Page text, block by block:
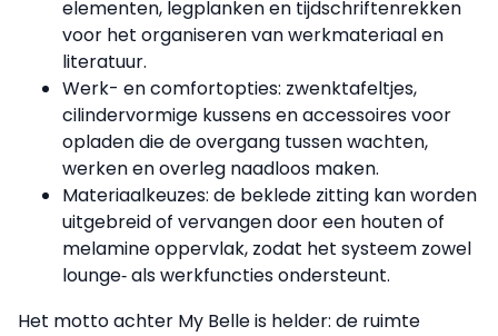
elementen, legplanken en tijdschriftenrekken
voor het organiseren van werkmateriaal en
literatuur.
Werk- en comfortopties: zwenktafeltjes,
cilindervormige kussens en accessoires voor
opladen die de overgang tussen wachten,
werken en overleg naadloos maken.
Materiaalkeuzes: de beklede zitting kan worden
uitgebreid of vervangen door een houten of
melamine oppervlak, zodat het systeem zowel
lounge‑ als werkfuncties ondersteunt.
Het motto achter My Belle is helder: de ruimte